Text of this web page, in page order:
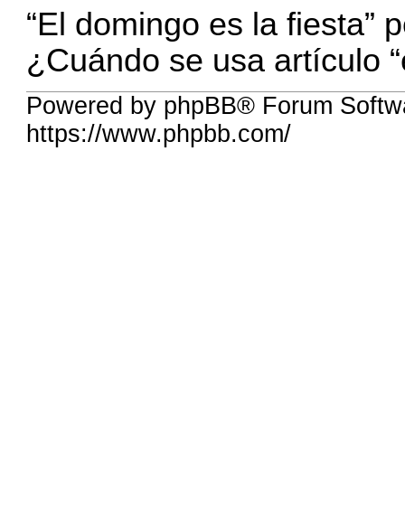
“El domingo es la fiesta”
¿Cuándo se usa artículo
Powered by phpBB® Forum
https://www.phpbb.com/